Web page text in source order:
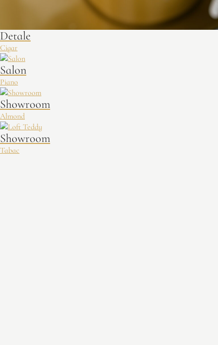
Detale
Cigar
Salon
Piano
Showroom
Almond
Showroom
Tabac